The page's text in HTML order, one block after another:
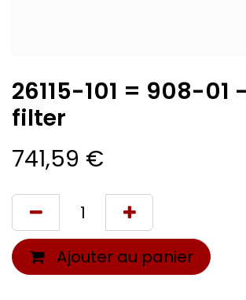
26115-101 = 908-01
filter
741,59 €
Ajouter au panier